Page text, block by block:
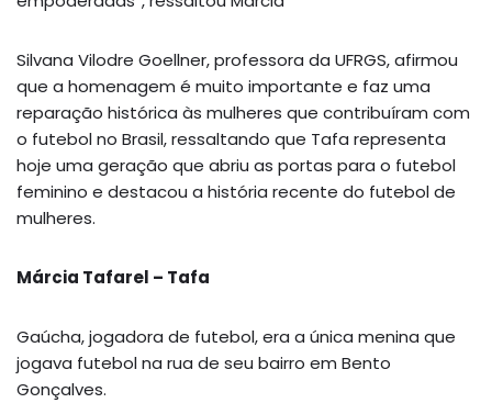
Silvana Vilodre Goellner, professora da UFRGS, afirmou
que a homenagem é muito importante e faz uma
reparação histórica às mulheres que contribuíram com
o futebol no Brasil, ressaltando que Tafa representa
hoje uma geração que abriu as portas para o futebol
feminino e destacou a história recente do futebol de
mulheres.
Márcia Tafarel – Tafa
Gaúcha, jogadora de futebol, era a única menina que
jogava futebol na rua de seu bairro em Bento
Gonçalves.